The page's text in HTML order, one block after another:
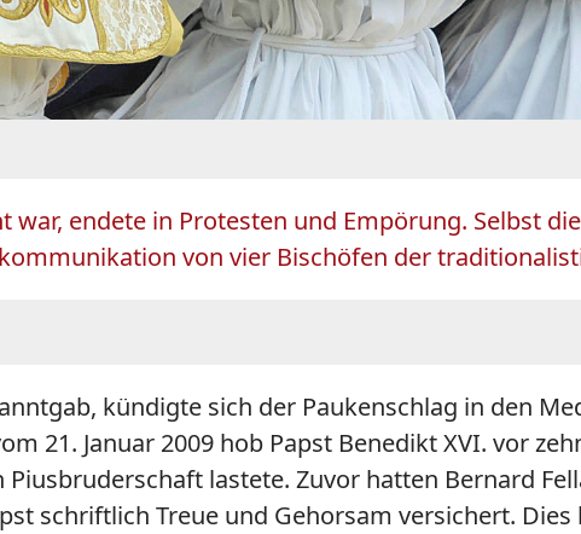
war, endete in Protesten und Empörung. Selbst
von vier Bischöfen der
kündigte sich der Paukenschlag in den
21. Januar 2009 hob Papst Benedikt XVI. vor
lastete. Zuvor hatten Bernard
schriftlich Treue und Gehorsam versichert.